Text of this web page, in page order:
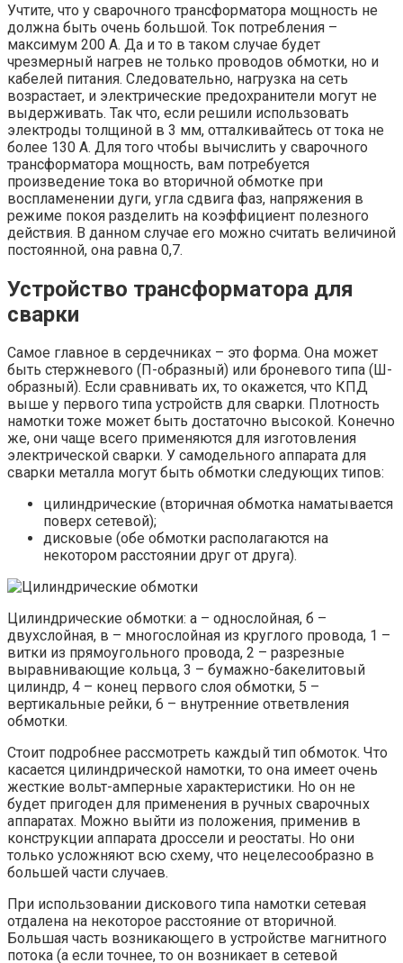
Учтите, что у сварочного трансформатора мощность не
должна быть очень большой. Ток потребления –
максимум 200 А. Да и то в таком случае будет
чрезмерный нагрев не только проводов обмотки, но и
кабелей питания. Следовательно, нагрузка на сеть
возрастает, и электрические предохранители могут не
выдерживать. Так что, если решили использовать
электроды толщиной в 3 мм, отталкивайтесь от тока не
более 130 А. Для того чтобы вычислить у сварочного
трансформатора мощность, вам потребуется
произведение тока во вторичной обмотке при
воспламенении дуги, угла сдвига фаз, напряжения в
режиме покоя разделить на коэффициент полезного
действия. В данном случае его можно считать величиной
постоянной, она равна 0,7.
Устройство трансформатора для
сварки
Самое главное в сердечниках – это форма. Она может
быть стержневого (П-образный) или броневого типа (Ш-
образный). Если сравнивать их, то окажется, что КПД
выше у первого типа устройств для сварки. Плотность
намотки тоже может быть достаточно высокой. Конечно
же, они чаще всего применяются для изготовления
электрической сварки. У самодельного аппарата для
сварки металла могут быть обмотки следующих типов:
цилиндрические (вторичная обмотка наматывается
поверх сетевой);
дисковые (обе обмотки располагаются на
некотором расстоянии друг от друга).
Цилиндрические обмотки: а – однослойная, б –
двухслойная, в – многослойная из круглого провода, 1 –
витки из прямоугольного провода, 2 – разрезные
выравнивающие кольца, 3 – бумажно-бакелитовый
цилиндр, 4 – конец первого слоя обмотки, 5 –
вертикальные рейки, 6 – внутренние ответвления
обмотки.
Стоит подробнее рассмотреть каждый тип обмоток. Что
касается цилиндрической намотки, то она имеет очень
жесткие вольт-амперные характеристики. Но он не
будет пригоден для применения в ручных сварочных
аппаратах. Можно выйти из положения, применив в
конструкции аппарата дроссели и реостаты. Но они
только усложняют всю схему, что нецелесообразно в
большей части случаев.
При использовании дискового типа намотки сетевая
отдалена на некоторое расстояние от вторичной.
Большая часть возникающего в устройстве магнитного
потока (а если точнее, то он возникает в сетевой